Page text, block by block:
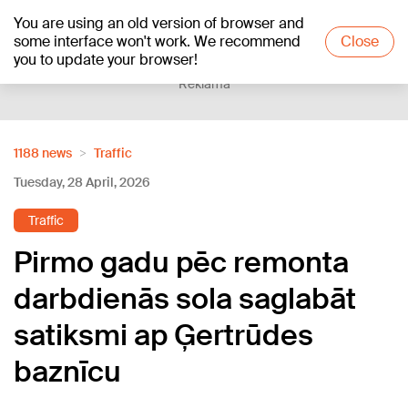
You are using an old version of browser and
some interface won't work. We recommend
you to update your browser!
Close
+16°C
Reklāma
1188 news
Traffic
Tuesday, 28 April, 2026
Traffic
Pirmo gadu pēc remonta
darbdienās sola saglabāt
satiksmi ap Ģertrūdes
baznīcu